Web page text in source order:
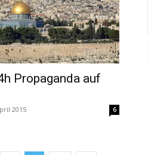
Propaganda auf
2015 6